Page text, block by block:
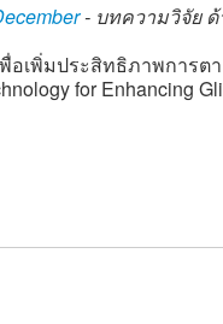
- บทความวิจัย ด้
อเพิ่มประสิทธิภาพการต
for Enhancing